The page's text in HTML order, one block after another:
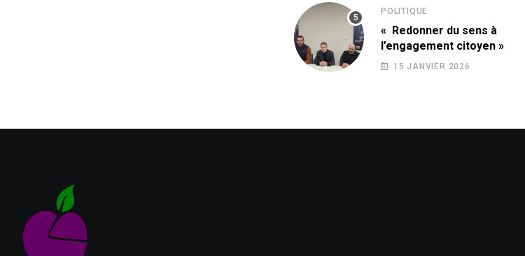
POLITIQUE
« Redonner du sens à
l’engagement citoyen »
15 JANVIER 2026